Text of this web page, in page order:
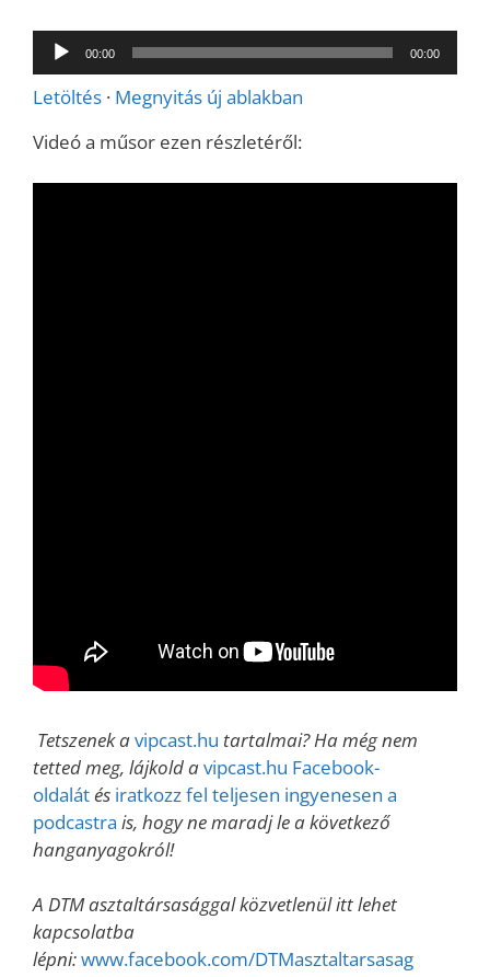
Audió
lejátszó
00:00 00:00
Letöltés · Megnyitás új ablakban
Videó a műsor ezen részletéről:
Tetszenek avipcast.hu tartalmai? Ha még nem
tetted meg, lájkold avipcast.hu Facebook-
oldalátés iratkozz fel teljesen ingyenesen a
podcastra is, hogy ne maradj le a következő
hanganyagokról!
A DTM asztaltársasággal közvetlenül itt lehet
kapcsolatba
lépni:www.facebook.com/DTMasztaltarsasag